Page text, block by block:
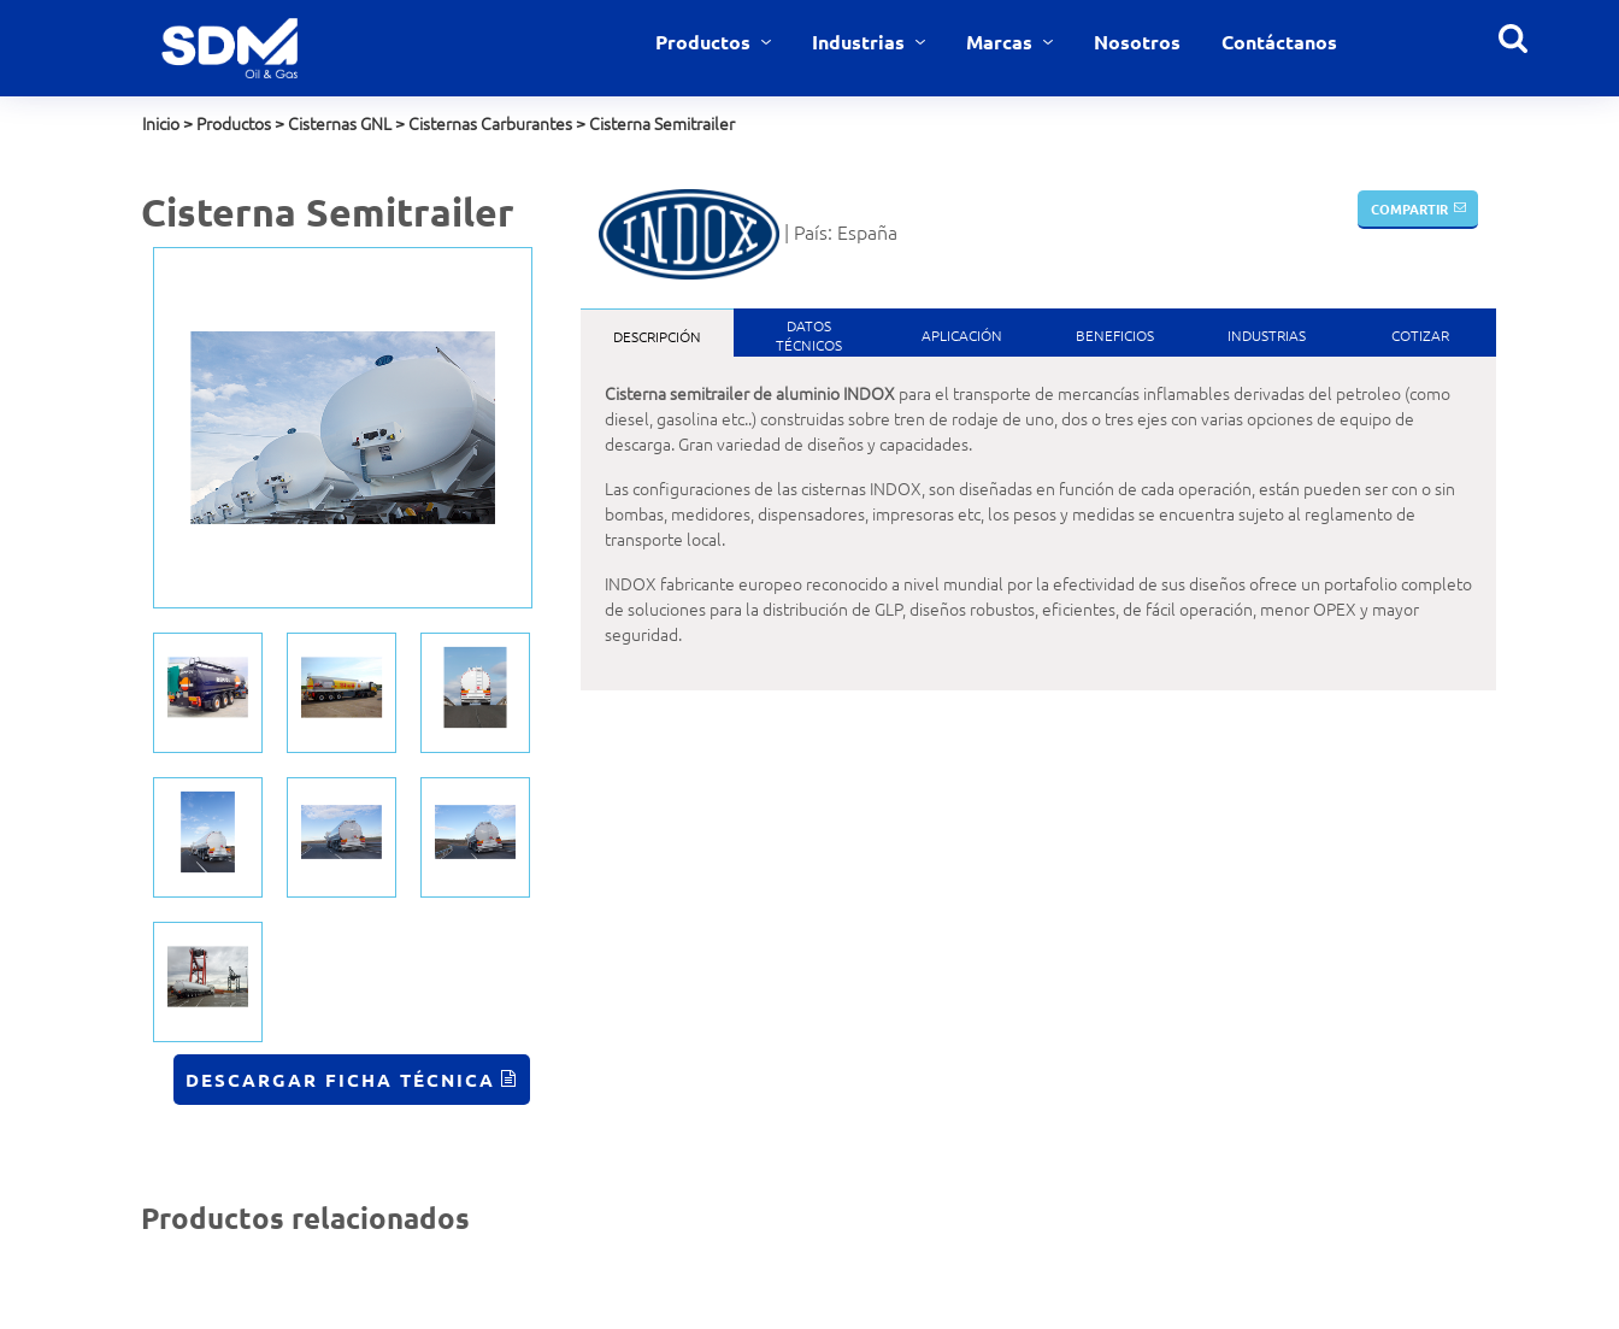
Productos Industrias Marcas Nosotros Contáctanos
Inicio> Productos> Cisternas GNL> Cisternas Carburantes> Cisterna Semitrailer
Cisterna Semitrailer
DESCARGAR FICHA TÉCNICA
| País: España
COMPARTIR
DESCRIPCIÓN
DATOS
TÉCNICOS
APLICACIÓN BENEFICIOS INDUSTRIAS COTIZAR
Cisterna semitrailer de aluminio INDOX para el transporte de mercancías inflamables derivadas del petroleo (como
diesel, gasolina etc..) construidas sobre tren de rodaje de uno, dos o tres ejes con varias opciones de equipo de
descarga. Gran variedad de diseños y capacidades.
Las configuraciones de las cisternas INDOX, son diseñadas en función de cada operación, están pueden ser con o sin
bombas, medidores, dispensadores, impresoras etc, los pesos y medidas se encuentra sujeto al reglamento de
transporte local.
INDOX fabricante europeo reconocido a nivel mundial por la efectividad de sus diseños ofrece un portafolio completo
de soluciones para la distribución de GLP, diseños robustos, eficientes, de fácil operación, menor OPEX y mayor
seguridad.
Productos relacionados